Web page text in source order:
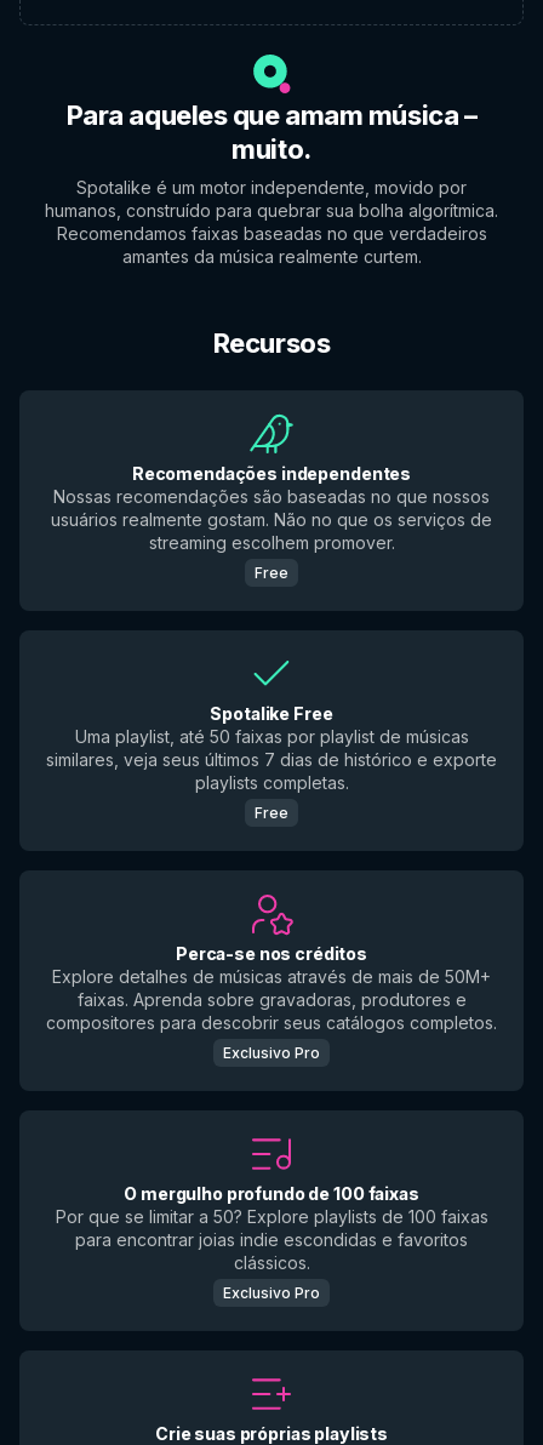
Para aqueles que amam música –
muito.
Spotalike é um motor independente, movido por
humanos, construído para quebrar sua bolha algorítmica.
Recomendamos faixas baseadas no que verdadeiros
amantes da música realmente curtem.
Recursos
Recomendações independentes
Nossas recomendações são baseadas no que nossos
usuários realmente gostam. Não no que os serviços de
streaming escolhem promover.
Free
Spotalike Free
Uma playlist, até 50 faixas por playlist de músicas
similares, veja seus últimos 7 dias de histórico e exporte
playlists completas.
Free
Perca-se nos créditos
Explore detalhes de músicas através de mais de 50M+
faixas. Aprenda sobre gravadoras, produtores e
compositores para descobrir seus catálogos completos.
Exclusivo Pro
O mergulho profundo de 100 faixas
Por que se limitar a 50? Explore playlists de 100 faixas
para encontrar joias indie escondidas e favoritos
clássicos.
Exclusivo Pro
Crie suas próprias playlists